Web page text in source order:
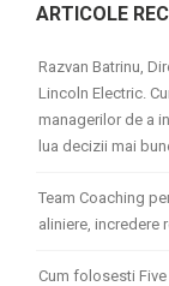
ARTICOLE
Razvan Batrinu,
Lincoln Electric.
managerilor de a
lua decizii mai
Team Coaching
aliniere, incredere
Cum folosesti